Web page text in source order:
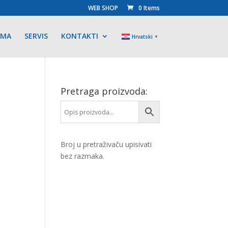
WEB SHOP 0 Items
SERVIS KONTAKTI Hrvatski ▼
Pretraga proizvoda:
Broj u pretraživaču upisivati
bez razmaka.